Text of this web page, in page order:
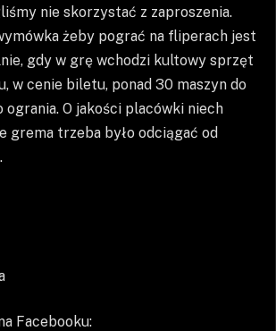
nie skorzystać z zaproszenia.
żeby pograć na fliperach jest
gdy w grę wchodzi kultowy sprzęt
w cenie biletu, ponad 30 maszyn do
ogrania. O jakości placówki niech
grema trzeba było odciągać od
Facebooku: